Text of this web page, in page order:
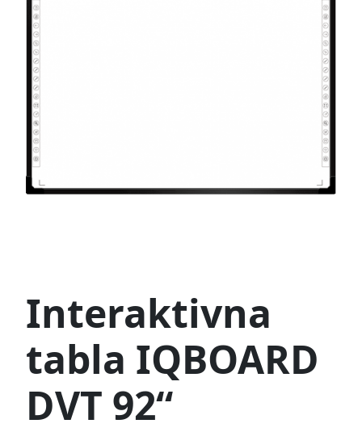
Interaktivna
tabla IQBOARD
DVT 92“